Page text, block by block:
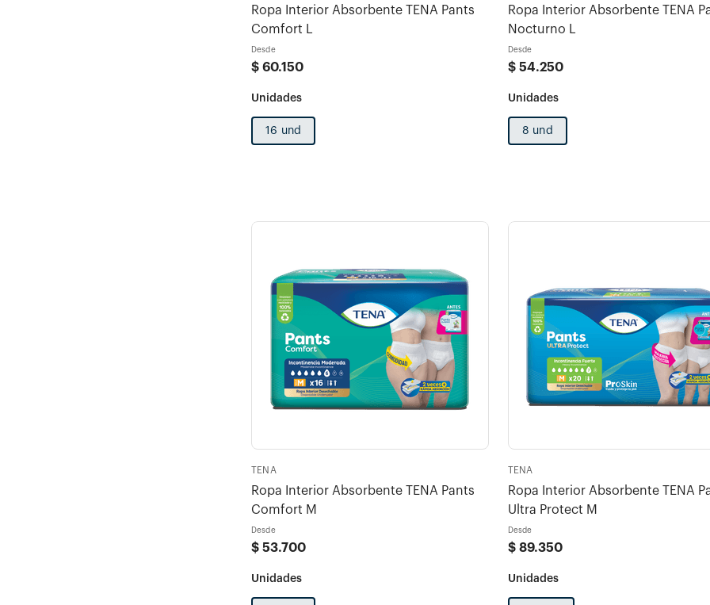
Ropa Interior Absorbente TENA Pants
Comfort L
Desde
$ 60.150
16 und
Ropa Interior Absorbente TENA
Nocturno L
Desde
$ 54.250
8 und
TENA
Ropa Interior Absorbente TENA Pants
Comfort M
Desde
$ 53.700
TENA
Ropa Interior Absorbente TENA
Ultra Protect M
Desde
$ 89.350